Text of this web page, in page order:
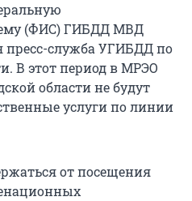
(ФИС) ГИБДД МВД
пресс-служба УГИБДД по
В этот период в МРЭО
области не будут
услуги по линии
от посещения